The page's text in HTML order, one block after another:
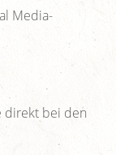
Media-
direkt bei den